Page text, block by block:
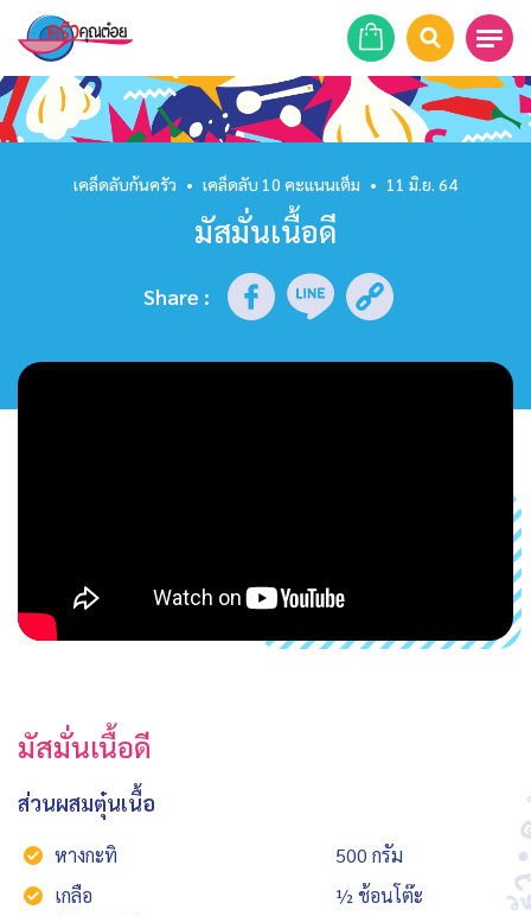
หน้าแรก
สูตรอาหาร
รายการย้อนหลัง
เคล็ดลับก้นครัว • เคล็ดลับ 10 คะแนนเต็ม • 11 มิ.ย. 64
มัสมั่นเนื้อดี
Share :
มัสมั่นเนื้อดี
ส่วนผสมตุ๋นเนื้อ
หางกะทิ
500 กรัม
เกลือ
½ ช้อนโต๊ะ